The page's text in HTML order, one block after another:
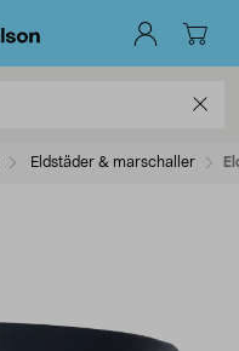
Eldstäder & marschaller